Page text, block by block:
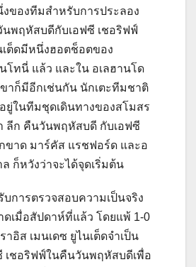
งของทีมสำหรับการประลอง
พฤหัสบดีกับเอฟซี เชอริฟฟ์
เต็ดมีหนึ่งฮอตช็อตของ
โทนี่ แล้ว และใน อเลฮานโด
าก็มีอีกเช่นกัน นักเตะทีมชาติ
ยู่ในทีมชุดเดินทางของสโมสร
ลีก คืนวันพฤหัสบดี กับเอฟซี
ขาด มาร์คัส แรชฟอร์ด และอ
ก็หวังว่าจะได้จุดเริ่มต้น
บการตรวจสอบความเป็นจริง
ดเมื่อสัปดาห์ที่แล้ว โดยแพ้ 1-0
อิส เมนเดซ ยูไนเต็ดจำเป็น
เชอริฟฟ์ในคืนวันพฤหัสบดีเพื่อ